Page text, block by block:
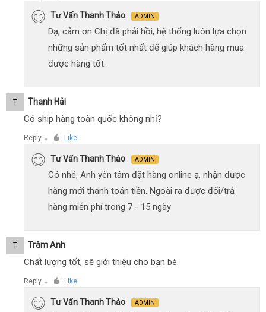
Tư Vấn Thanh Thảo ADMIN
Dạ, cảm ơn Chị đã phải hồi, hệ thống luôn lựa chọn
những sản phẩm tốt nhất để giúp khách hàng mua
được hàng tốt.
T Thanh Hải
Có ship hàng toàn quốc không nhỉ?
Reply ● Like
Tư Vấn Thanh Thảo ADMIN
Có nhé, Anh yên tâm đặt hàng online ạ, nhận được
hàng mới thanh toán tiền. Ngoài ra được đổi/trả
hàng miễn phí trong 7 - 15 ngày
T Trâm Anh
Chất lượng tốt, sẽ giới thiệu cho bạn bè.
Reply ● Like
Tư Vấn Thanh Thảo ADMIN